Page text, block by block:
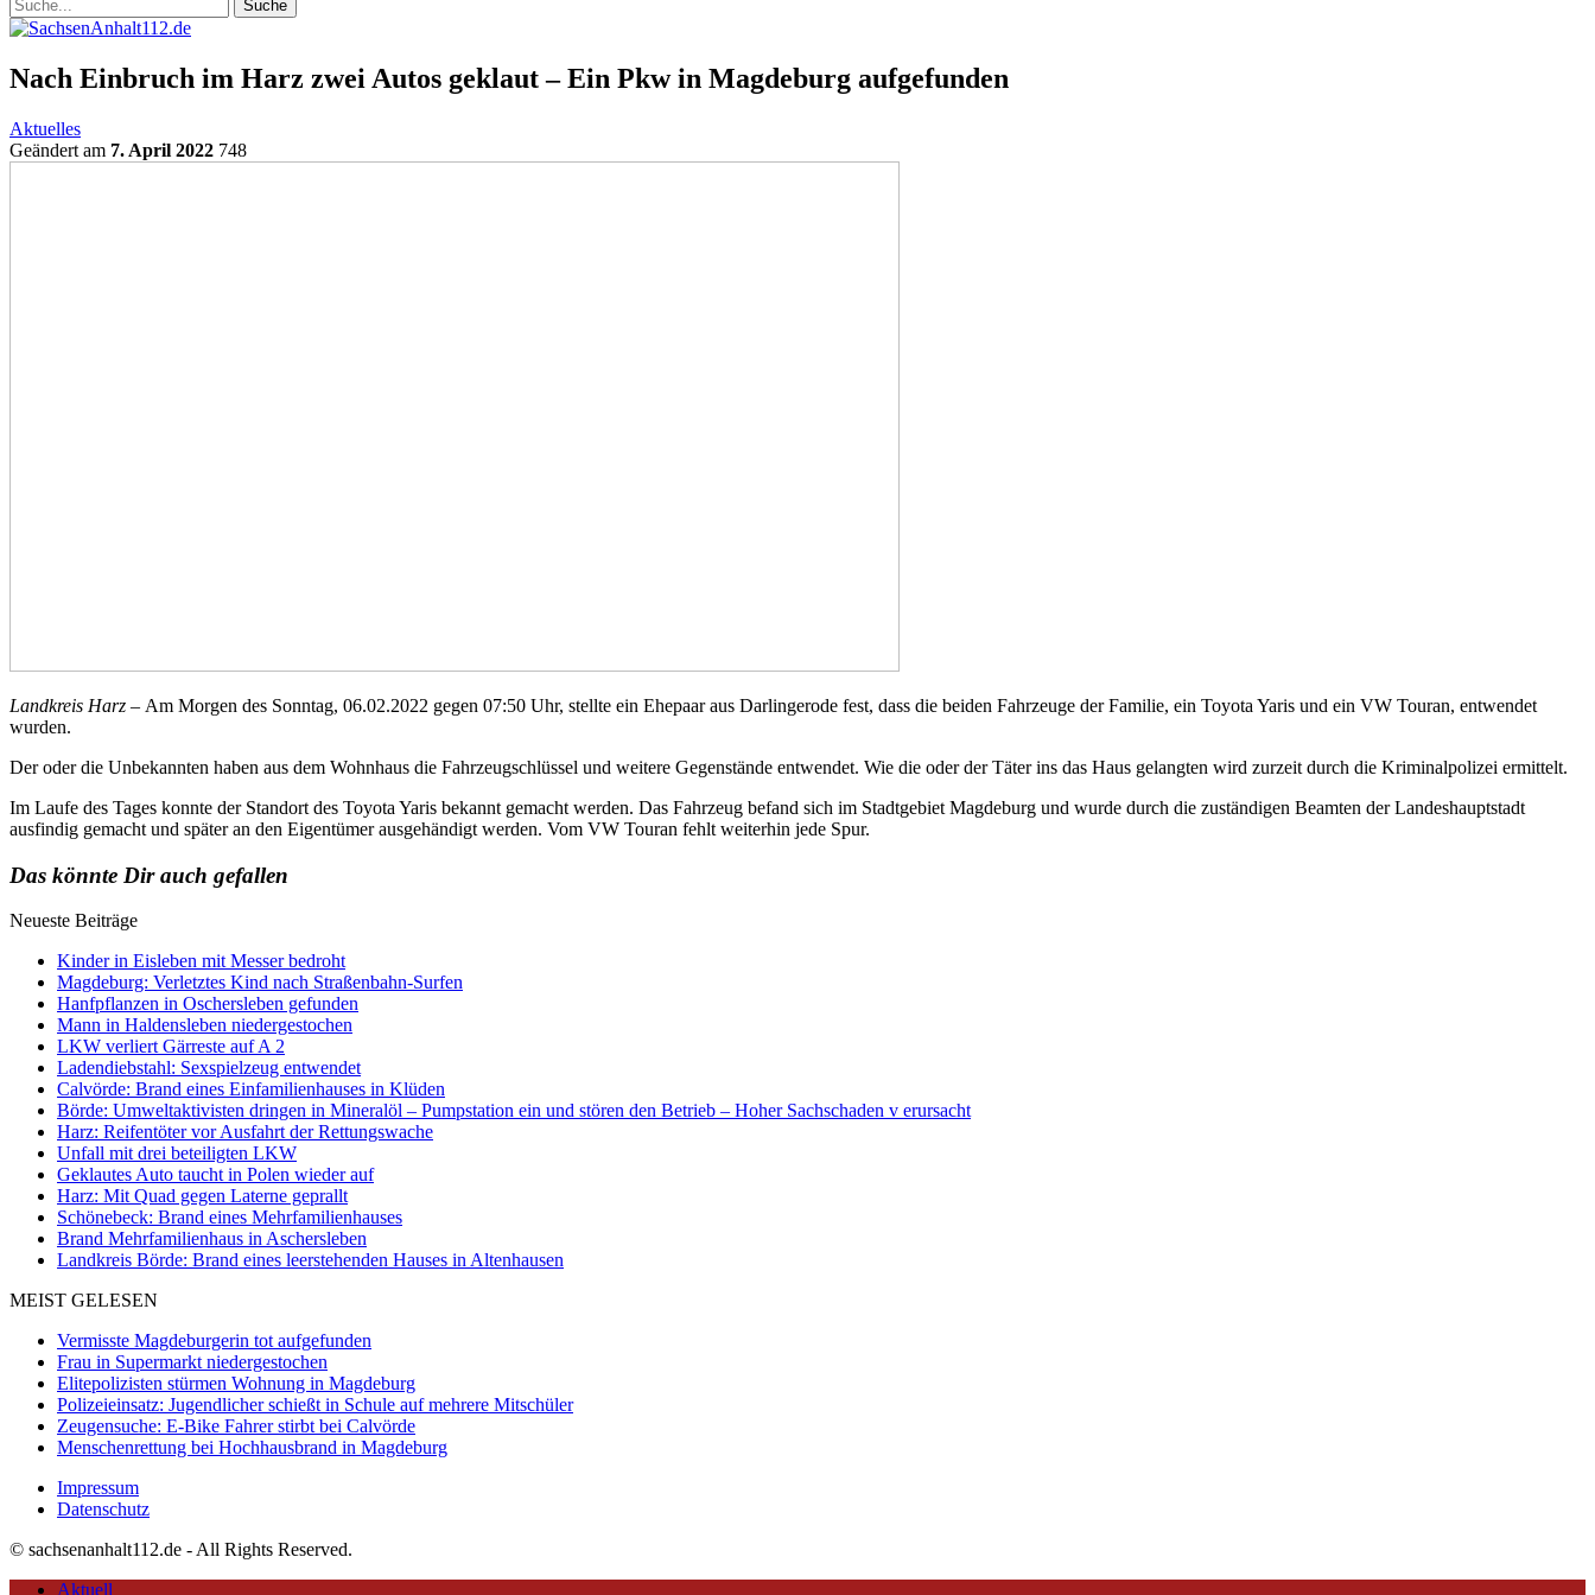
Nach Einbruch im Harz zwei Autos geklaut – Ein Pkw in Magdeburg aufgefunden
Aktuelles
Geändert am 7. April 2022 748
Landkreis Harz – Am Morgen des Sonntag, 06.02.2022 gegen 07:50 Uhr, stellte ein Ehepaar aus Darlingerode fest, dass die beiden Fahrzeuge der Familie, ein Toyota Yaris und ein VW Touran, entwendet
wurden.
Der oder die Unbekannten haben aus dem Wohnhaus die Fahrzeugschlüssel und weitere Gegenstände entwendet. Wie die oder der Täter ins das Haus gelangten wird zurzeit durch die Kriminalpolizei ermittelt.
Im Laufe des Tages konnte der Standort des Toyota Yaris bekannt gemacht werden. Das Fahrzeug befand sich im Stadtgebiet Magdeburg und wurde durch die zuständigen Beamten der Landeshauptstadt
ausfindig gemacht und später an den Eigentümer ausgehändigt werden. Vom VW Touran fehlt weiterhin jede Spur.
Das könnte Dir auch gefallen
Neueste Beiträge
Kinder in Eisleben mit Messer bedroht
Magdeburg: Verletztes Kind nach Straßenbahn-Surfen
Hanfpflanzen in Oschersleben gefunden
Mann in Haldensleben niedergestochen
LKW verliert Gärreste auf A 2
Ladendiebstahl: Sexspielzeug entwendet
Calvörde: Brand eines Einfamilienhauses in Klüden
Börde: Umweltaktivisten dringen in Mineralöl – Pumpstation ein und stören den Betrieb – Hoher Sachschaden v erursacht
Harz: Reifentöter vor Ausfahrt der Rettungswache
Unfall mit drei beteiligten LKW
Geklautes Auto taucht in Polen wieder auf
Harz: Mit Quad gegen Laterne geprallt
Schönebeck: Brand eines Mehrfamilienhauses
Brand Mehrfamilienhaus in Aschersleben
Landkreis Börde: Brand eines leerstehenden Hauses in Altenhausen
MEIST GELESEN
Vermisste Magdeburgerin tot aufgefunden
Frau in Supermarkt niedergestochen
Elitepolizisten stürmen Wohnung in Magdeburg
Polizeieinsatz: Jugendlicher schießt in Schule auf mehrere Mitschüler
Zeugensuche: E-Bike Fahrer stirbt bei Calvörde
Menschenrettung bei Hochhausbrand in Magdeburg
Impressum
Datenschutz
© sachsenanhalt112.de - All Rights Reserved.
Aktuell